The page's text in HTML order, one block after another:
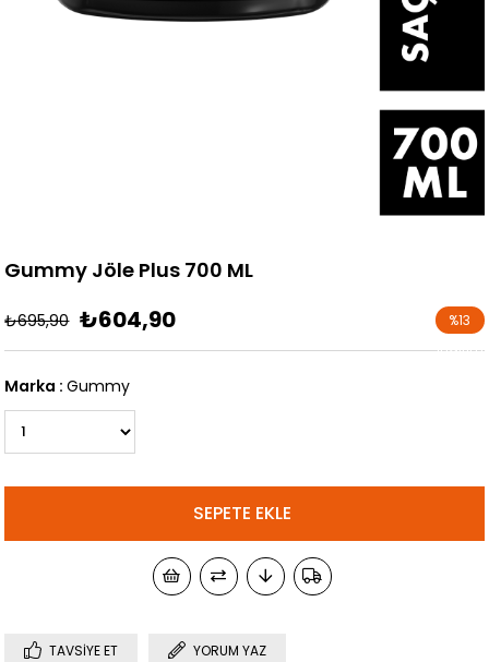
Gummy Jöle Plus 700 ML
₺695,90 ₺604,90 %13
İndirim
Marka : Gummy
TAVSIYE ET YORUM YAZ